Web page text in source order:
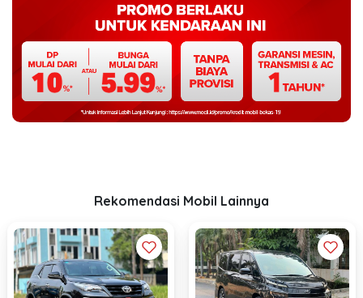
Rekomendasi Mobil Lainnya